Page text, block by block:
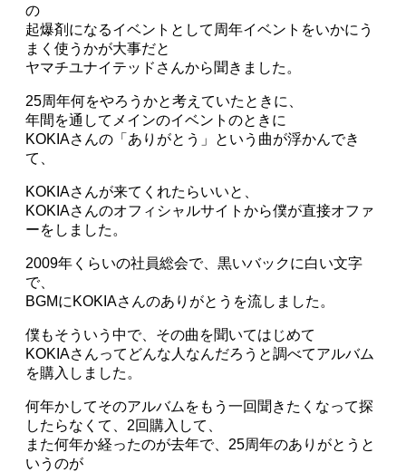
の
起爆剤になるイベントとして周年イベントをいかにう
まく使うかが大事だと
ヤマチユナイテッドさんから聞きました。
25周年何をやろうかと考えていたときに、
年間を通してメインのイベントのときに
KOKIAさんの「ありがとう」という曲が浮かんでき
て、
KOKIAさんが来てくれたらいいと、
KOKIAさんのオフィシャルサイトから僕が直接オファ
ーをしました。
2009年くらいの社員総会で、黒いバックに白い文字
で、
BGMにKOKIAさんのありがとうを流しました。
僕もそういう中で、その曲を聞いてはじめて
KOKIAさんってどんな人なんだろうと調べてアルバム
を購入しました。
何年かしてそのアルバムをもう一回聞きたくなって探
したらなくて、2回購入して、
また何年か経ったのが去年で、25周年のありがとうと
いうのが